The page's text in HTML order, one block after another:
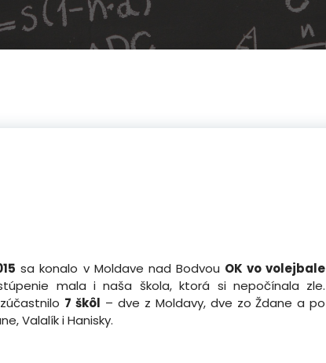
sa konalo v Moldave nad Bodvou OK vo volejbale
mala i naša škola, ktorá si nepočínala zle.
7 škôl – dve z Moldavy, dve zo Ždane a po
Valalík i Hanisky.